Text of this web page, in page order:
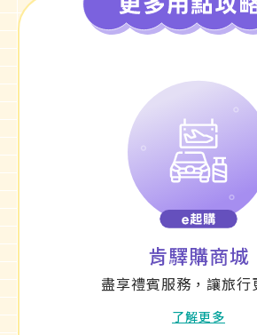
肯驛購商城
盡享禮賓服務，讓旅行
了解更多